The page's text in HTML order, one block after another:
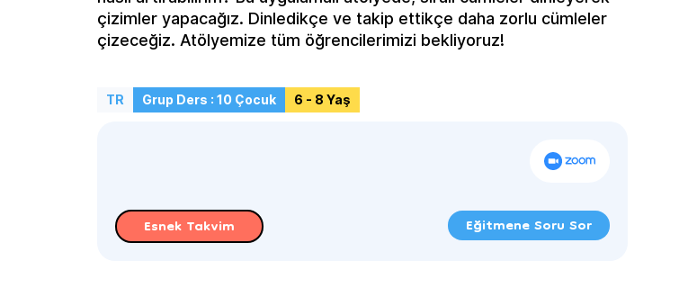
çizimler yapacağız. Dinledikçe ve takip ettikçe daha zorlu cümleler
çizeceğiz. Atölyemize tüm öğrencilerimizi bekliyoruz!
TR Grup Ders : 10 Çocuk 6 - 8 Yaş
Esnek Takvim Eğitmene Soru Sor